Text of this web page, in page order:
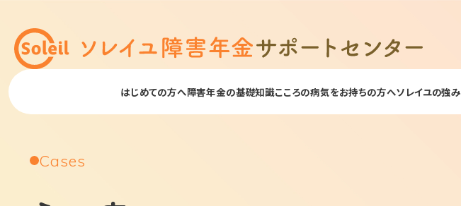
はじめての方へ障害年金の基礎知識こころの病気をお持ちの方へソレイユの強み
Cases